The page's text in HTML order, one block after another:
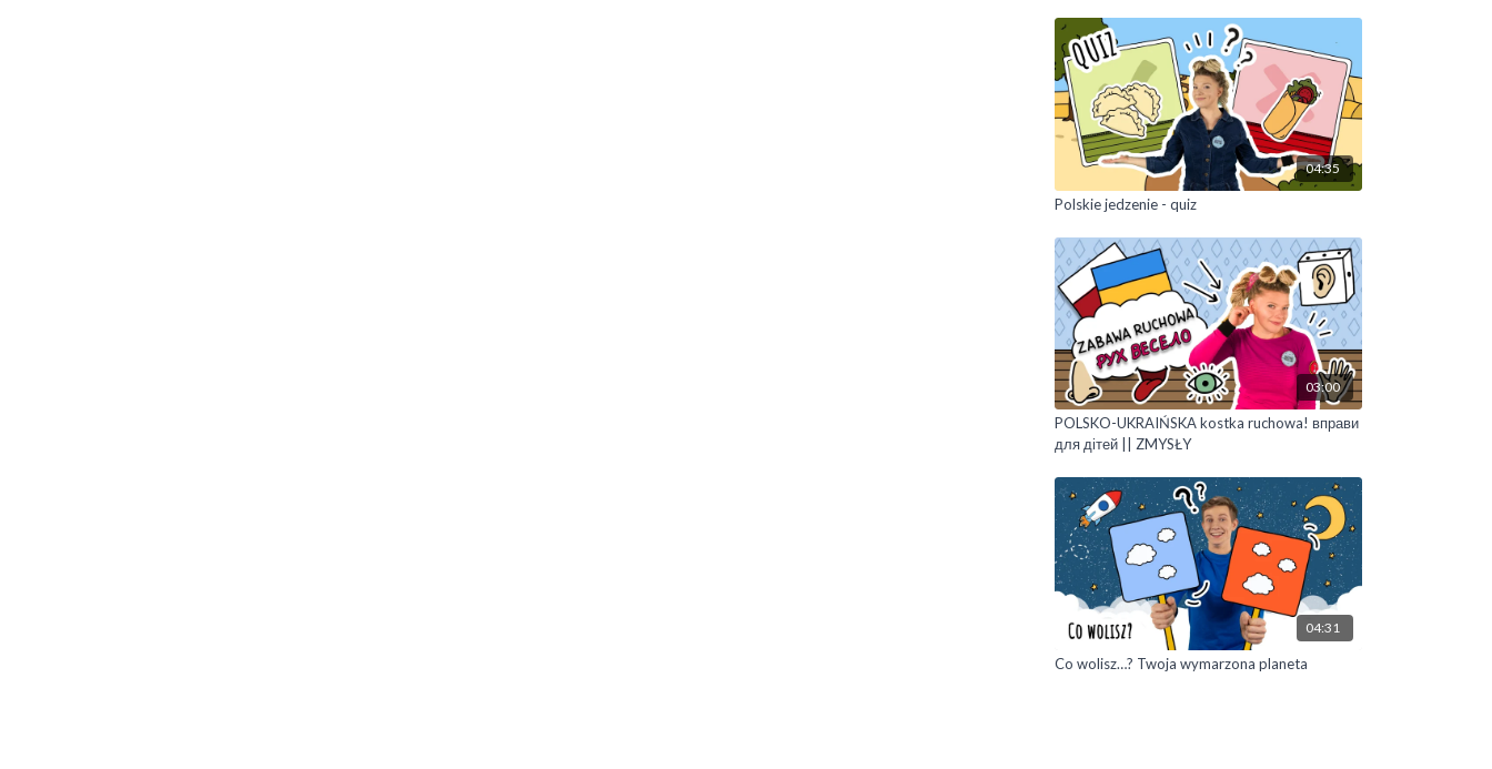
04:35
Polskie jedzenie - quiz
03:00
POLSKO-UKRAIŃSKA kostka ruchowa! вправи
для дітей || ZMYSŁY
04:31
Co wolisz…? Twoja wymarzona planeta